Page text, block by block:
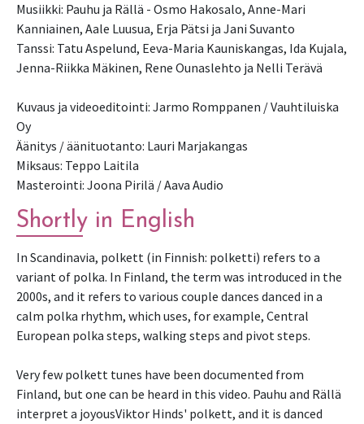
Musiikki: Pauhu ja Rällä - Osmo Hakosalo, Anne-Mari
Kanniainen, Aale Luusua, Erja Pätsi ja Jani Suvanto
Tanssi: Tatu Aspelund, Eeva-Maria Kauniskangas, Ida Kujala,
Jenna-Riikka Mäkinen, Rene Ounaslehto ja Nelli Terävä
Kuvaus ja videoeditointi: Jarmo Romppanen / Vauhtiluiska
Oy
Äänitys / äänituotanto: Lauri Marjakangas
Miksaus: Teppo Laitila
Masterointi: Joona Pirilä / Aava Audio
Shortly in English
In Scandinavia, polkett (in Finnish: polketti) refers to a
variant of polka. In Finland, the term was introduced in the
2000s, and it refers to various couple dances danced in a
calm polka rhythm, which uses, for example, Central
European polka steps, walking steps and pivot steps.
Very few polkett tunes have been documented from
Finland, but one can be heard in this video. Pauhu and Rällä
interpret a joyousViktor Hinds' polkett, and it is danced